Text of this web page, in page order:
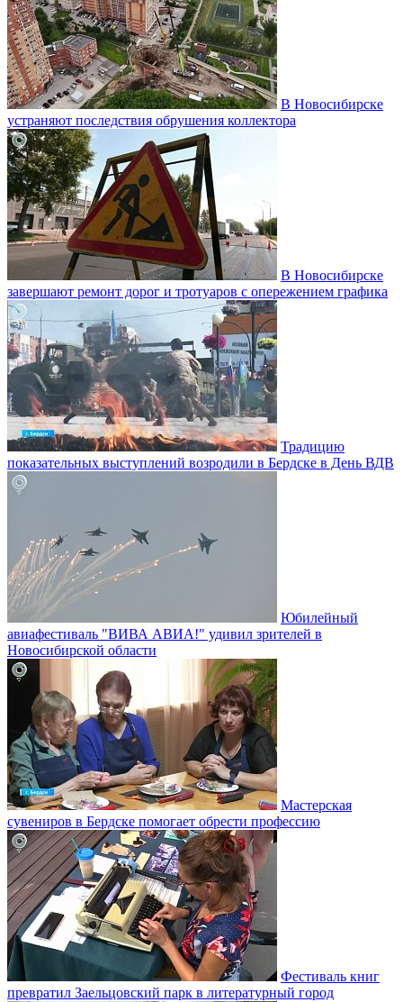
В Новосибирске
устраняют последствия обрушения коллектора
В Новосибирске
завершают ремонт дорог и тротуаров с опережением графика
Традицию
показательных выступлений возродили в Бердске в День ВДВ
Юбилейный
авиафестиваль "ВИВА АВИА!" удивил зрителей в
Новосибирской области
Мастерская
сувениров в Бердске помогает обрести профессию
Фестиваль книг
превратил Заельцовский парк в литературный город